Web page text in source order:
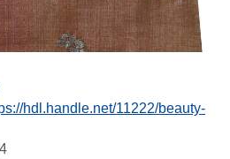
hdl.handle.net/11222/beauty-